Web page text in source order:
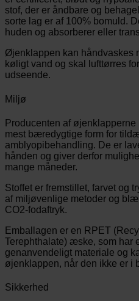
stof, der er åndbare og
sorte lag er af 100% bomuld.
huden og absorberer eller
Øjenklappen kan håndvaskes
køligt vand og skal lufttørres
udseende.
Miljø
Producenten af
mest bæredygtige form for
amblyopibehandling. De er
hånden og giver derfor
mange måneder.
Stoffet er fremstillet, farvet og
af miljøvenlige metoder og
CO2-fodaftryk.
Emballagen er en RPET
Terephthalate) æske, som har
genanvendeligt materiale og
øjenklappen, når den ikke er i
Sikkerhed